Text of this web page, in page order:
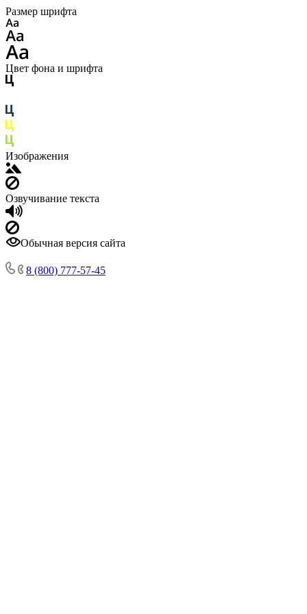
Размер шрифта
Цвет фона и шрифта
Изображения
Озвучивание текста
Обычная версия сайта
8 (800) 777-57-45